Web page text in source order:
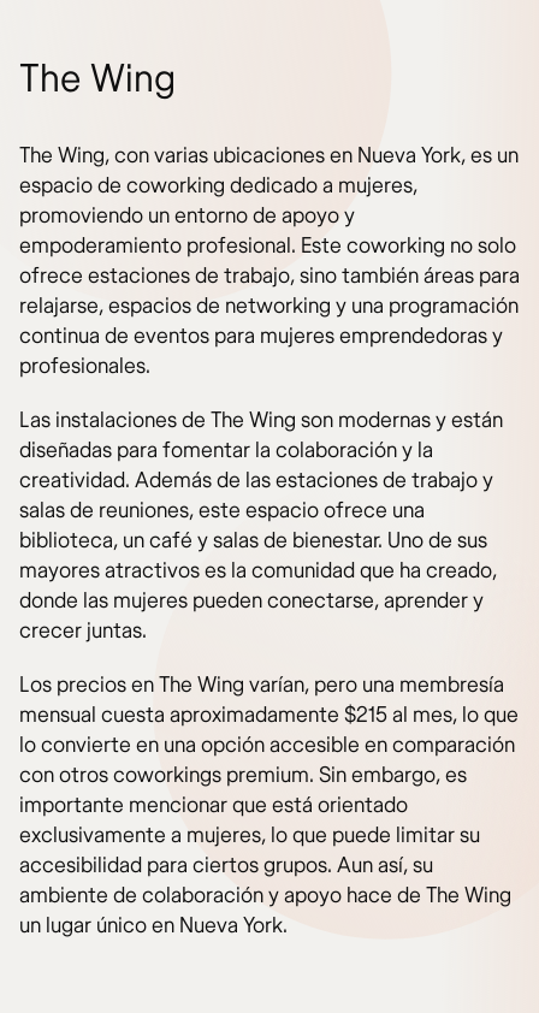
The Wing
The Wing, con varias ubicaciones en Nueva York, es un
espacio de coworking dedicado a mujeres,
promoviendo un entorno de apoyo y
empoderamiento profesional. Este coworking no solo
ofrece estaciones de trabajo, sino también áreas para
relajarse, espacios de networking y una programación
continua de eventos para mujeres emprendedoras y
profesionales.
Las instalaciones de The Wing son modernas y están
diseñadas para fomentar la colaboración y la
creatividad. Además de las estaciones de trabajo y
salas de reuniones, este espacio ofrece una
biblioteca, un café y salas de bienestar. Uno de sus
mayores atractivos es la comunidad que ha creado,
donde las mujeres pueden conectarse, aprender y
crecer juntas.
Los precios en The Wing varían, pero una membresía
mensual cuesta aproximadamente $215 al mes, lo que
lo convierte en una opción accesible en comparación
con otros coworkings premium. Sin embargo, es
importante mencionar que está orientado
exclusivamente a mujeres, lo que puede limitar su
accesibilidad para ciertos grupos. Aun así, su
ambiente de colaboración y apoyo hace de The Wing
un lugar único en Nueva York.